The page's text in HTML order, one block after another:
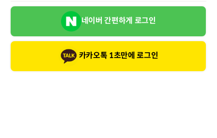
네이버 간편하게 로그인
카카오톡 1초만에 로그인